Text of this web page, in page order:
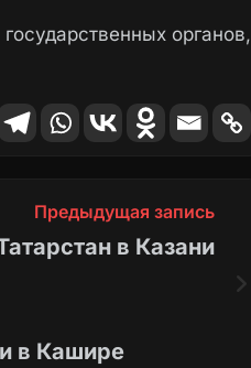
органов,
Предыдущая запись
в Казани
в Кашире